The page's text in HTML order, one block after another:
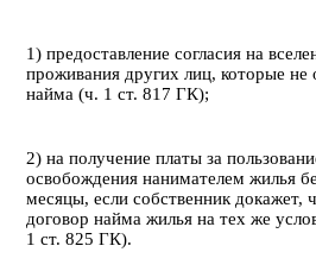
1) предоставление согласия на
проживания других лиц, которые не
найма (ч. 1 ст. 817 ГК);
2) на получение платы за
освобождения нанимателем жилья
месяцы, если собственник докажет,
договор найма жилья на тех же
1 ст. 825 ГК).